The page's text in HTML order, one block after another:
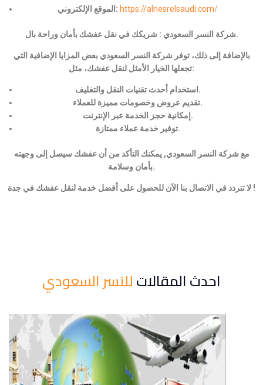
الموقع الإلكتروني: https://alnesrelsaudi.com/
شركة النسر السعودي : شريكك في نقل عفشك بأمان وراحة بال.
بالإضافة إلى ذلك، توفر شركة النسر السعودي بعض المزايا الإضافية التي
تجعلها الخيار الأمثل لنقل عفشك، مثل:
استخدام أحدث تقنيات النقل والتغليف.
تقديم عروض وخصومات مميزة للعملاء.
إمكانية حجز الخدمة عبر الإنترنت.
توفير خدمة عملاء ممتازة.
مع شركة النسر السعودي, يمكنك التأكد من أن عفشك سيصل إلى وجهته
بأمان وسلامة.
لا تتردد في الاتصال بنا الآن للحصول على أفضل خدمة لنقل عفشك في جدة !
احدث المقالاتللنسر السعودي